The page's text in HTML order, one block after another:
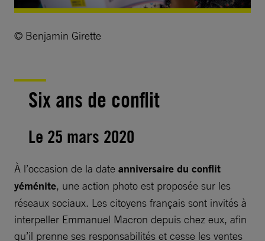
© Benjamin Girette
Six ans de conflit
Le 25 mars 2020
À l’occasion de la date anniversaire du conflit
yéménite, une action photo est proposée sur les
réseaux sociaux. Les citoyens français sont invités à
interpeller Emmanuel Macron depuis chez eux, afin
qu’il prenne ses responsabilités et cesse les ventes